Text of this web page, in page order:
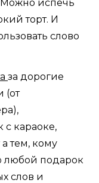
Можно испечь
торт. И
слово
за дорогие
(от
караоке,
тем, кому
любой подарок
слов и